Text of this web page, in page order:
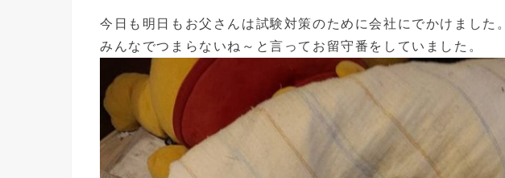
今日も明日もお父さんは試験対策のために会社にでかけました。
みんなでつまらないね～と言ってお留守番をしていました。